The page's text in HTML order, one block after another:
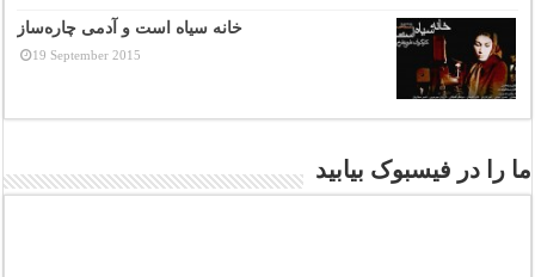
خانه سیاه است و آدمی چاره‌ساز
19 September 2015
ما را در فیسبوک بیابید